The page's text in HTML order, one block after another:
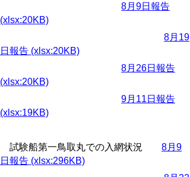
8月9日報告
(xlsx:20KB)
8月19
日報告 (xlsx:20KB)
8月26日報告
(xlsx:20KB)
9月11日報告
(xlsx:19KB)
試験船第一鳥取丸での入網状況 8月9
日報告 (xlsx:296KB)